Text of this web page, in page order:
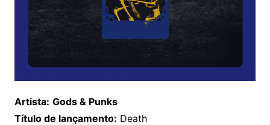
Artista: Gods & Punks
Título de lançamento: Death